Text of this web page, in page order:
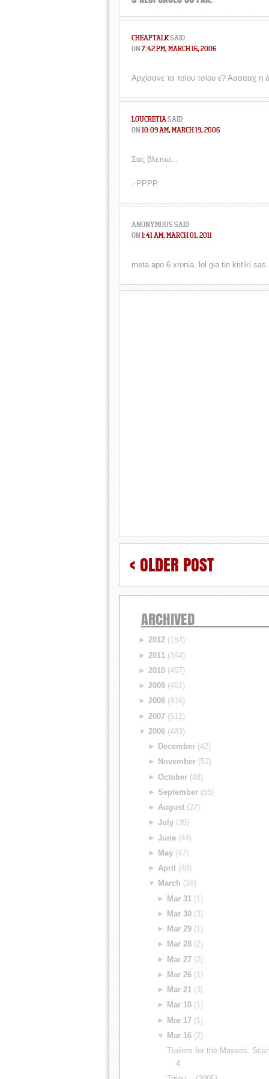
CHEAPTALKSAID
ON7:42 PM, MARCH 16, 2006
Αρχίσανε τα τσίου τσίου ε? Αααααχ η
LOUCRETIASAID
ON10:09 AM, MARCH 19, 2006
Σας βλεπω...
:-ΡΡΡΡ
ANONYMOUS SAID
ON1:41 AM, MARCH 01, 2011
meta apo 6 xronia..lol gia tin kritiki
< OLDER POST
ARCHIVED
►2012 (184)
►2011 (364)
►2010 (457)
►2009 (461)
►2008 (416)
►2007 (511)
▼2006 (483)
►
December(42)
►
November(52)
► October(48)
► September(55)
► August(27)
► July(39)
► June(44)
►
May(47)
► April
(48)
▼ March (38)
► Mar 31 (1)
►
Mar 30 (3)
►
Mar 29 (1)
►
Mar 28 (2)
► Mar 27 (2)
►
Mar 26 (1)
►
Mar 21 (3)
►
Mar 18 (1)
► Mar 17 (1)
▼ Mar 16 (2)
Trailers for the Masses:
4